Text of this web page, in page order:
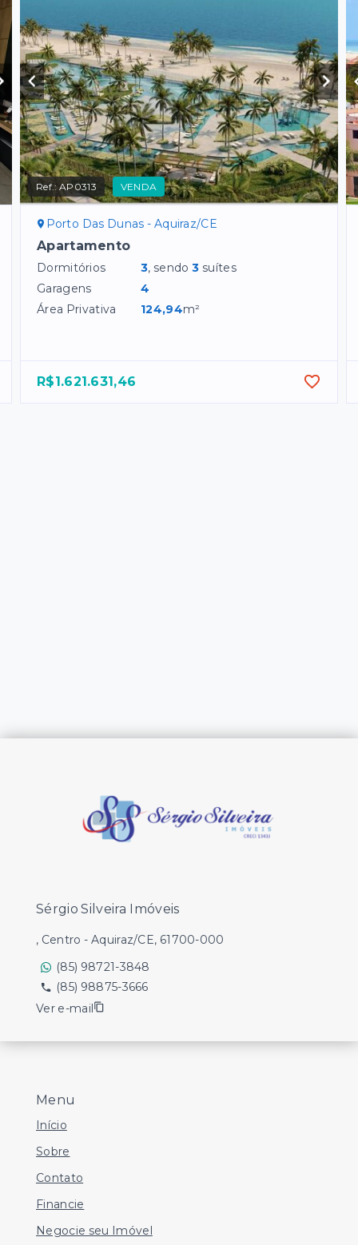
Ref.:AP0313 VENDA
Porto Das Dunas - Aquiraz/CE
Apartamento
Dormitórios 3, sendo3 suítes
Garagens
4
Área Privativa
124,94m²
R$1.621.631,46
Menu
Início
Sobre
Contato
Financie
Negocie seu Imóvel
Sérgio Silveira Imóveis
, Centro - Aquiraz/CE, 61700-000
(85) 98721-3848
(85) 98875-3666
Ver e-mail